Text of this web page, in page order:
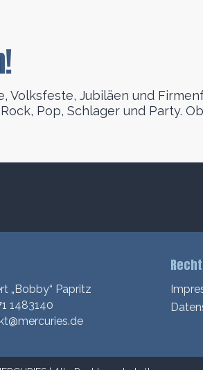
Jubiläen und
Pop, Schlager und Party.
„Bobby“ Papritz
1483140